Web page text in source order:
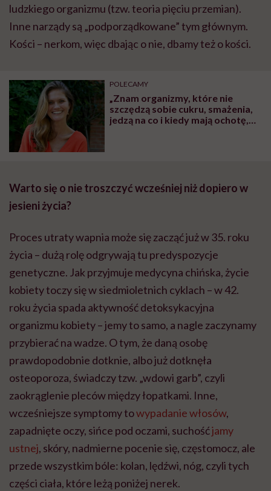
ludzkiego organizmu (tzw. teoria pięciu przemian).
Inne narządy są „podporządkowane” tym głównym.
Kości – nerkom, więc dbając o nie, dbamy też o kości.
POLECAMY
„Znam organizmy, które nie
szczędzą sobie cukru, smażenia,
jedzą na co i kiedy mają ochotę,
Warto się o nie troszczyć wcześniej niż dopiero w
jesieni życia?
Proces utraty wapnia może się zacząć już w 35. roku
życia – dużą rolę odgrywają tu predyspozycje
genetyczne. Jak przyjmuje medycyna chińska, życie
kobiety toczy się w siedmioletnich cyklach – w 42.
roku życia spada aktywność detoksykacyjna
organizmu kobiety – jemy to samo, a nagle zaczynamy
przybierać na wadze. O tym, że daną osobę
prawdopodobnie dotknie, albo już dotknęła
osteoporoza, świadczy tzw. „wdowi garb”, czyli
zaokrąglenie pleców między łopatkami. Inne,
wcześniejsze symptomy towypadanie włosów,
zapadnięte oczy, sińce pod oczami, suchośćjamy
ustnej, skóry, nadmierne pocenie się, częstomocz, ale
przede wszystkim bóle: kolan, lędźwi, nóg, czyli tych
części ciała, które leżą poniżej nerek.